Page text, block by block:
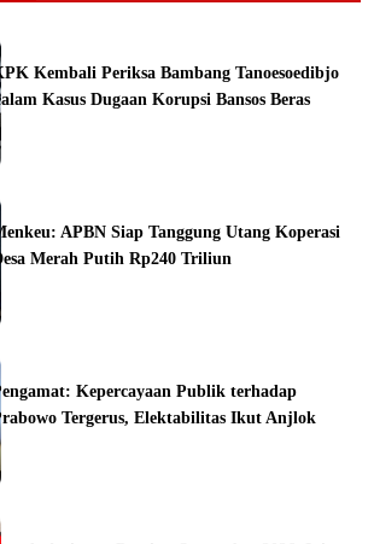
Kembali Periksa Bambang Tanoesoedibjo
Kasus Dugaan Korupsi Bansos Beras
APBN Siap Tanggung Utang Koperasi
Merah Putih Rp240 Triliun
Kepercayaan Publik terhadap
Tergerus, Elektabilitas Ikut Anjlok